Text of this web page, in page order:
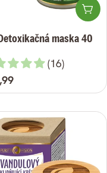
maska 40
(16)